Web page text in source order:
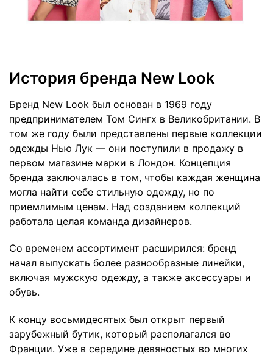
История бренда New Look
Бренд New Look был основан в 1969 году
предпринимателем Том Сингх в Великобритании. В
том же году были представлены первые коллекции
одежды Нью Лук — они поступили в продажу в
первом магазине марки в Лондон. Концепция
бренда заключалась в том, чтобы каждая женщина
могла найти себе стильную одежду, но по
приемлимым ценам. Над созданием коллекций
работала целая команда дизайнеров.
Со временем ассортимент расширился: бренд
начал выпускать более разнообразные линейки,
включая мужскую одежду, а также аксессуары и
обувь.
К концу восьмидесятых был открыт первый
зарубежный бутик, который располагался во
Франции. Уже в середине девяностых во многих